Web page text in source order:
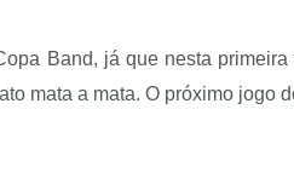
Band, já que nesta
mata a mata. O próximo